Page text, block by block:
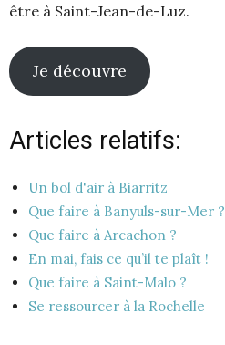
être à Saint-Jean-de-Luz.
Je découvre
Articles relatifs:
Un bol d'air à Biarritz
Que faire à Banyuls-sur-Mer ?
Que faire à Arcachon ?
En mai, fais ce qu’il te plaît !
Que faire à Saint-Malo ?
Se ressourcer à la Rochelle